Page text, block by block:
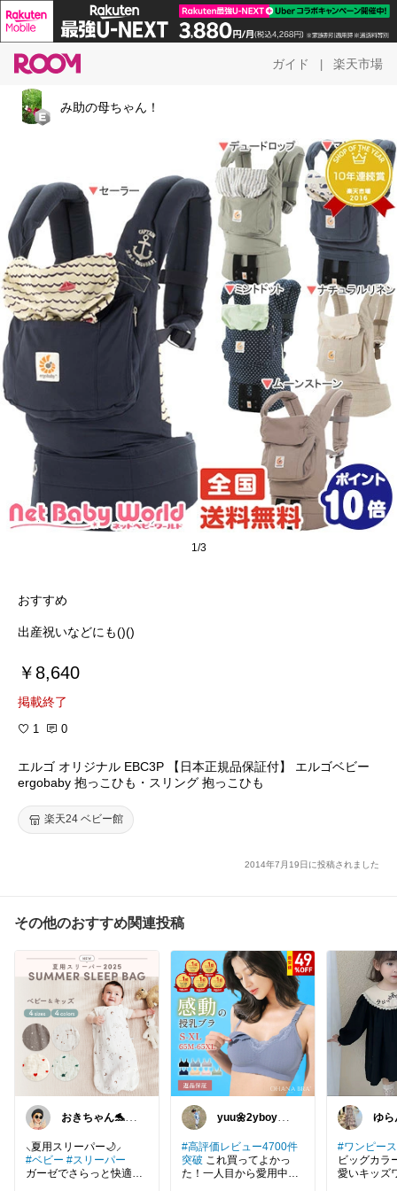
ガイド 楽天市場
み助の母ちゃん！
1/3
おすすめ
出産祝いなどにも()()
￥8,640
掲載終了
1 0
エルゴ オリジナル EBC3P 【日本正規品保証付】 エルゴベビー
ergobaby 抱っこひも・スリング 抱っこひも
楽天24 ベビー館
2014年7月19日に投稿されました
その他のおすすめ関連投稿
おきちゃん🐬┃
#ベビー #スリーパー
ガーゼでさらっと快適🍀
yuu🌼2yboy＆
#高評価レビュー4700件
突破 これ買ってよかっ
た！一人目から愛用中🧡
ゆら
#ワンピース
ビッグカラ
愛いキッズ